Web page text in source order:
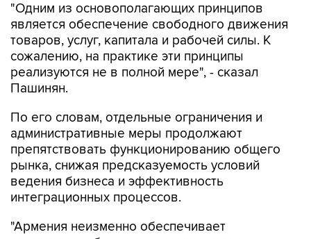
"Одним из основополагающих принципов
является обеспечение свободного движения
товаров, услуг, капитала и рабочей силы. К
сожалению, на практике эти принципы
реализуются не в полной мере", - сказал
Пашинян.
По его словам, отдельные ограничения и
административные меры продолжают
препятствовать функционированию общего
рынка, снижая предсказуемость условий
ведения бизнеса и эффективность
интеграционных процессов.
"Армения неизменно обеспечивает